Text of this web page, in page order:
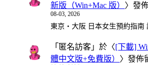
新版（Win+Mac 版） 〉發
08-03, 2026
東京・大阪 日本女生預約指南
「 匿名訪客 」於〈[下載]
體中文版+免費版） 〉發佈